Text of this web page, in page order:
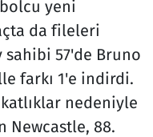
yeni
da fileleri
sahibi 57'de Bruno
farkı 1'e indirdi.
nedeniyle
Newcastle, 88.